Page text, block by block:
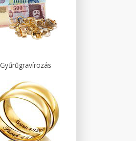
Gyűrűgravírozás